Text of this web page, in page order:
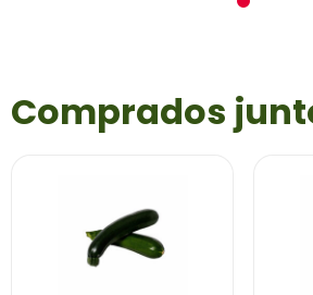
Comprados